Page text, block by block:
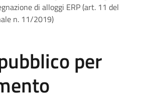
di alloggi ERP (art. 11 del
n. 11/2019)
per